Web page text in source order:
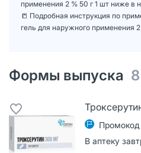
применения 2 % 50 г 1 шт ниже в
📒 Подробная инструкция по
гель для наружного применения
Формы выпуска 8
Промокод
В аптеку